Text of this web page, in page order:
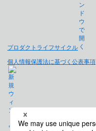
プロダクトライフサイクル
個人情報保護法に基づく公表事項